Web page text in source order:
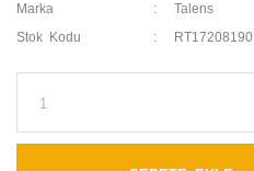
Marka Talens
Stok Kodu RT17208190